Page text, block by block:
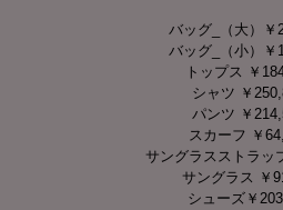
バッグ_（大）￥
バッグ_（小）￥
トップス ￥
シャツ ￥
パンツ ￥
スカーフ ￥
サングラスストラッ
サングラス ￥
シューズ￥